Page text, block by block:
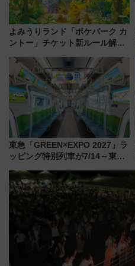
よみうりランド「ポケパーク カ
ントー」チケット新ルール解
本人確認が11月スタート
東急「GREEN×EXPO 2027」ラ
ッピング特別列車が7/14～東
ー！ 注目の編成やデザインまと
め